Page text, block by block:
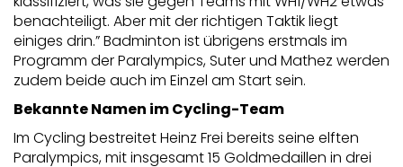
benachteiligt. Aber mit der richtigen Taktik liegt
einiges drin.” Badminton ist übrigens erstmals im
Programm der Paralympics, Suter und Mathez werden
zudem beide auch im Einzel am Start sein.
Bekannte Namen im Cycling-Team
Im Cycling bestreitet Heinz Frei bereits seine elften
Paralympics, mit insgesamt 15 Goldmedaillen in drei